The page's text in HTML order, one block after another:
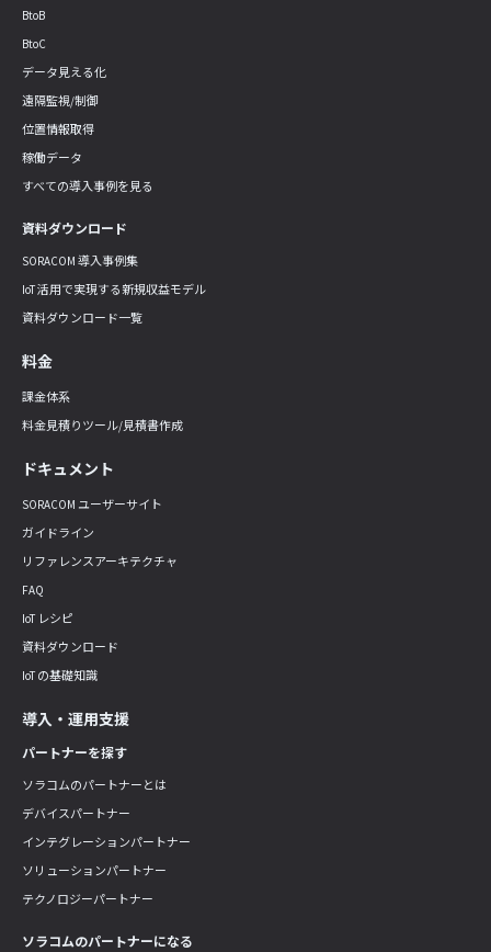
BtoB
BtoC
データ見える化
遠隔監視/制御
位置情報取得
稼働データ
すべての導入事例を見る
資料ダウンロード
SORACOM 導入事例集
IoT 活用で実現する新規収益モデル
資料ダウンロード一覧
料金
課金体系
料金見積りツール/見積書作成
ドキュメント
SORACOM ユーザーサイト
ガイドライン
リファレンスアーキテクチャ
FAQ
IoT レシピ
資料ダウンロード
IoT の基礎知識
導入・運用支援
パートナーを探す
ソラコムのパートナーとは
デバイスパートナー
インテグレーションパートナー
ソリューションパートナー
テクノロジーパートナー
ソラコムのパートナーになる